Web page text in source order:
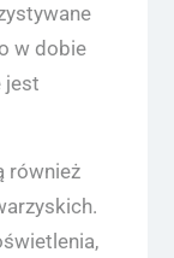
w dobie
jest
również